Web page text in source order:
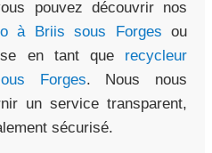
pouvez découvrir nos
à Briis sous Forges ou
en tant que recycleur
Forges. Nous nous
un service transparent,
sécurisé.